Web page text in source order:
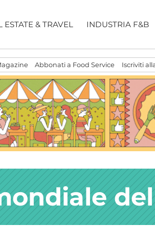
ESTATE & TRAVEL INDUSTRIA F&B
Abbonati a Food Service Iscriviti